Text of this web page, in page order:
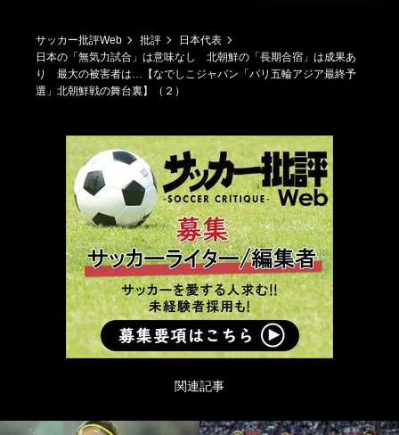
サッカー批評Web 批評
日本代表
日本の「無気力試合」は意味なし 北朝鮮の「長期合宿」は成果あ
り 最大の被害者は…【なでしこジャパン「パリ五輪アジア最終予
選」北朝鮮戦の舞台裏】（２）
関連記事